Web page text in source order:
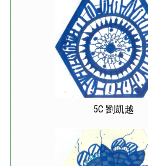
5C 劉凱越